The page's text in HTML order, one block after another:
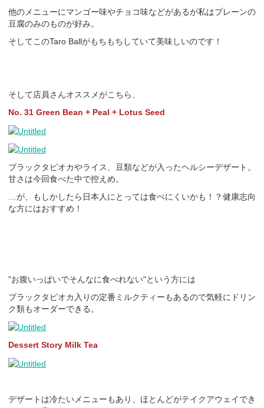
他のメニューにマンゴー味やチョコ味などがあるが私はプレーンの
豆腐のみのものが好み。
そしてこのTaro Ballがもちもちしていて美味しいのです！
そして店員さんオススメがこちら、
No. 31 Green Bean + Peal + Lotus Seed
ブラックタピオカやライス、豆類などが入ったヘルシーデザート。
甘さは今回食べた中で控えめ。
…が、もしかしたら日本人にとっては食べにくいかも！？健康志向
な方にはおすすめ！
"お腹いっぱいでそんなに食べれない"という方には
ブラックタピオカ入りの定番ミルクティーもあるので気軽にドリン
ク類もオーダーできる。
Dessert Story Milk Tea
デザートは冷たいメニューもあり、ほとんどがテイクアウェイでき